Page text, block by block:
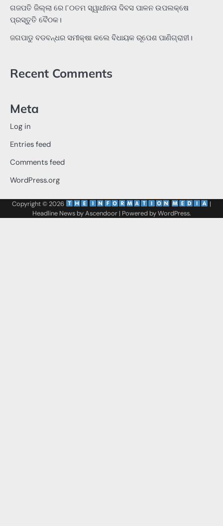
ଗଜପତି ଜିଲ୍ଲା ରେ ୮୦ତମ ସ୍ୱାଧୀନତା ଦିବସ ପାଳନ ଉପଲକ୍ଷେ
ପ୍ରସ୍ତୁତି ବୈଠକ।
ଜଗପାଡୁ ବଡବନ୍ଧର ସମୀକ୍ଷା କଲେ ବିଧାୟକ ରୂପେଶ ପାଣିଗ୍ରାହୀ।
Recent Comments
Meta
Log in
Entries feed
Comments feed
WordPress.org
Copyright © 2026
|
Headline News byAscendoor| Powered byWordPress.